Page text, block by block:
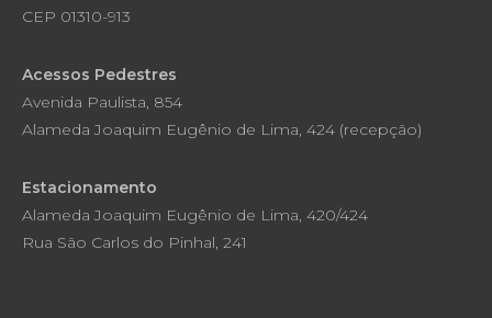
CEP 01310-913
Acessos Pedestres
Avenida Paulista, 854
Alameda Joaquim Eugênio de Lima, 424 (recepção)
Estacionamento
Alameda Joaquim Eugênio de Lima, 420/424
Rua São Carlos do Pinhal, 241